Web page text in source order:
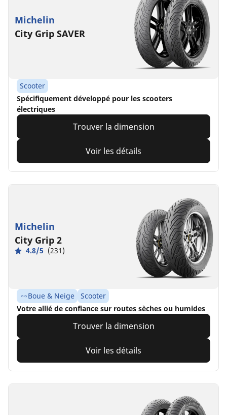
Michelin
City Grip SAVER
Scooter
Spécifiquement développé pour les scooters
électriques
Trouver la dimension
Voir les détails
Michelin
City Grip 2
4.8/5 (231)
Boue & Neige
Scooter
Votre allié de confiance sur routes sèches ou humides
Trouver la dimension
Voir les détails